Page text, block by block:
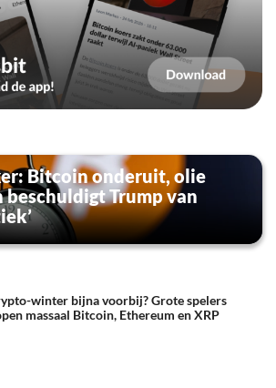
Bitcoin onderuit, olie
beschuldigt Trump van
winter bijna voorbij? Grote spelers
massaal Bitcoin, Ethereum en XRP